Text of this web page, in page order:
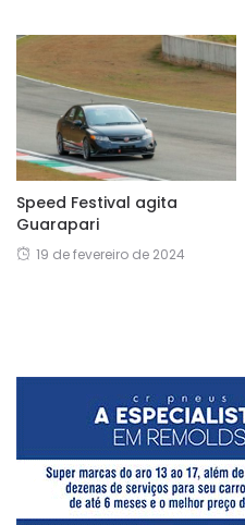
Speed Festival agita
Guarapari
19 de fevereiro de 2024